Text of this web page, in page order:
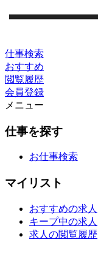
仕事検索
おすすめ
閲覧履歴
会員登録
メニュー
仕事を探す
お仕事検索
マイリスト
おすすめの求人
キープ中の求人
求人の閲覧履歴